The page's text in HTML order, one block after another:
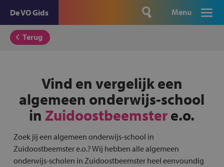
De VO Gids Menu
Terug
Vind en vergelijk een
algemeen onderwijs-school
inZuidoostbeemstere.o.
Zoek jij een algemeen onderwijs-school in
Zuidoostbeemster e.o.? Wij hebben alle algemeen
onderwijs-scholen in Zuidoostbeemster heel eenvoundig